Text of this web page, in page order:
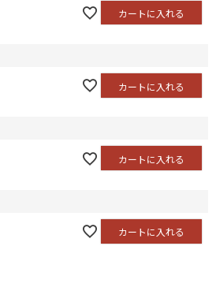
カートに入れる
カートに入れる
カートに入れる
カートに入れる